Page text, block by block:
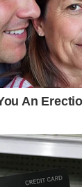
An